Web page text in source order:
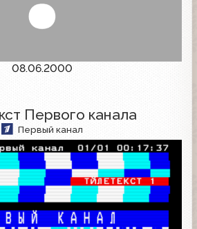
08.06.2000
Первого канала
Первый канал